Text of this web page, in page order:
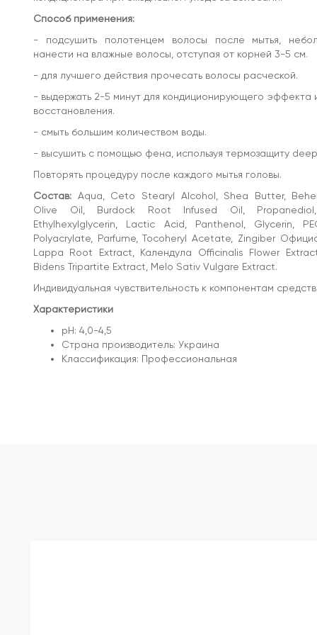
Способ применения:
- подсушить полотенцем волосы после мытья,
нанести на влажные волосы, отступая от корней 3-5 см.
- для лучшего действия прочесать волосы расческой.
- выдержать 2-5 минут для кондиционирующего эффекта
восстановления.
- смыть большим количеством воды.
- высушить с помощью фена, используя термозащиту
Повторять процедуру после каждого мытья головы.
Состав: Aqua, Ceto Stearyl Alcohol, Shea Butter,
Olive Oil, Burdock Root Infused Oil, Propanediol,
Ethylhexylglycerin, Lactic Acid, Panthenol, Glycerin,
Polyacrylate, Parfume, Tocoheryl Acetate, Zingiber
Lappa Root Extract, Календула Officinalis Flower
Bidens Tripartite Extract, Melo Sativ Vulgare Extract.
Индивидуальная чувствительность к компонентам средств.
Характеристики
pH: 4,0-4,5
Страна производитель: Украина
Классификация: Профессиональная